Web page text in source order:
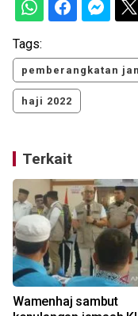
Tags:
pemberangkatan
haji 2022
Terkait
Wamenhaj sambut